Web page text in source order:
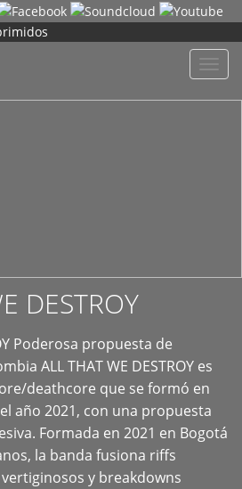
DESTROY
Poderosa propuesta de
ALL THAT WE DESTROY es
deathcore que se formó en
año 2021, con una propuesta
Formada en 2021 en Bogotá
la banda fusiona riffs
y breakdowns
+